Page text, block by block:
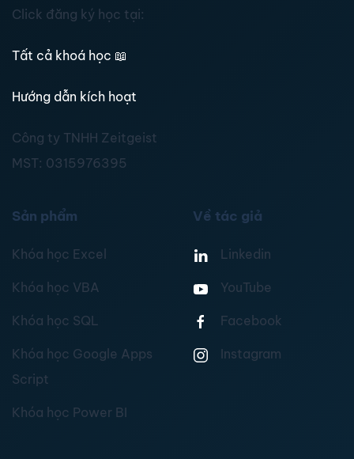
Click đăng ký học tại:
Tất cả khoá học 📖
Hướng dẫn kích hoạt
Công ty TNHH Zeitgeist
MST: 0315976395
Sản phẩm
Khóa học Excel
Khóa học VBA
Khóa học SQL
Khóa học Google Apps
Script
Khóa học Power BI
Về tác giả
Linkedin
YouTube
Facebook
Instagram